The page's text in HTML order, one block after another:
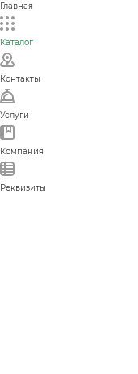
Главная
Каталог
Контакты
Услуги
Компания
Реквизиты